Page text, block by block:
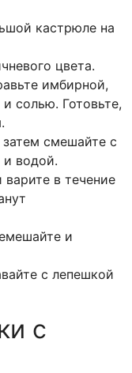
кастрюле на
цвета.
имбирной,
солью. Готовьте,
смешайте с
водой.
в течение
и
с лепешкой
с